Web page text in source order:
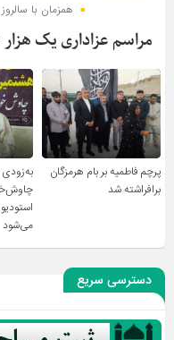
همزمان با
مراسم عزاداری یک
پرچم فاطمیه بر بام هرمزگان
برافراشته شد
می‌شود
دسترسی سریع